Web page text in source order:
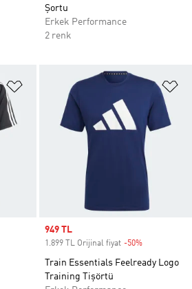
Şortu
Erkek Performance
2 renk
Favori Listesine Ekle
Sale price
949 TL
1.899 TL Orijinal fiyat -50%
Train Essentials Feelready Logo
Training Tişörtü